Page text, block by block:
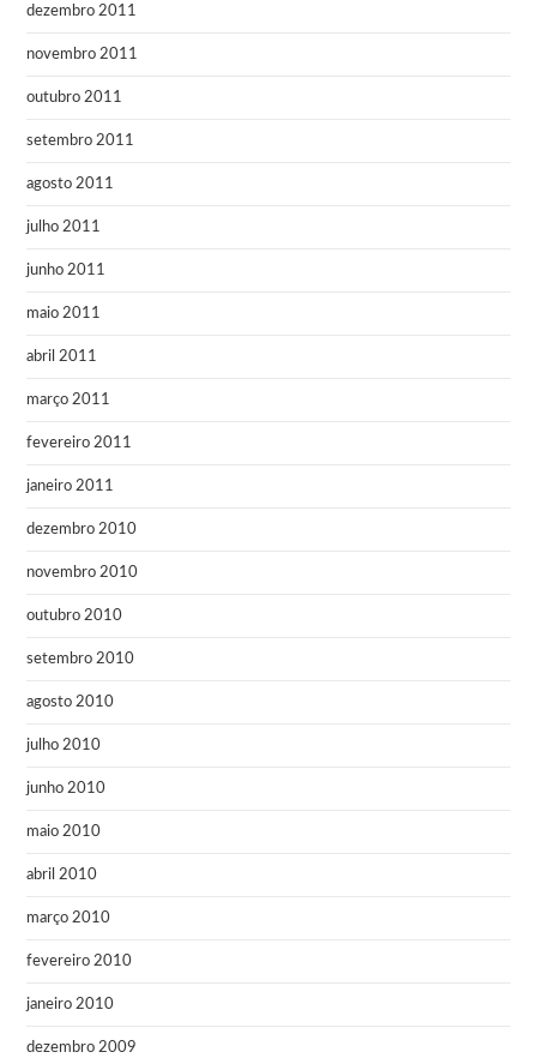
dezembro 2011
novembro 2011
outubro 2011
setembro 2011
agosto 2011
julho 2011
junho 2011
maio 2011
abril 2011
março 2011
fevereiro 2011
janeiro 2011
dezembro 2010
novembro 2010
outubro 2010
setembro 2010
agosto 2010
julho 2010
junho 2010
maio 2010
abril 2010
março 2010
fevereiro 2010
janeiro 2010
dezembro 2009